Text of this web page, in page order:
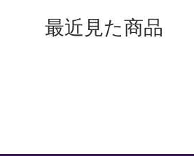
最近見た商品